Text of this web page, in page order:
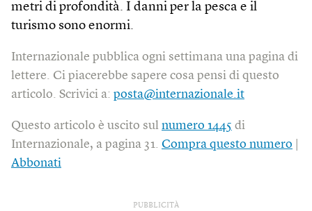
metri di profondità. I danni per la pesca e il
turismo sono enormi.
Internazionale pubblica ogni settimana una pagina di
lettere. Ci piacerebbe sapere cosa pensi di questo
articolo. Scrivici a: posta@internazionale.it
Questo articolo è uscito sul numero 1445 di
Internazionale, a pagina 31. Compra questo numero
Abbonati
PUBBLICITÀ